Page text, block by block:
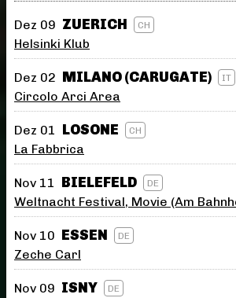
Dez 09 CH
ZUERICH
Helsinki Klub
Dez 02 IT
MILANO (CARUGATE)
Circolo Arci Area
Dez 01 CH
LOSONE
La Fabbrica
Nov 11 DE
BIELEFELD
Weltnacht Festival, Movie (Am
Nov 10 DE
ESSEN
Zeche Carl
Nov 09 DE
ISNY